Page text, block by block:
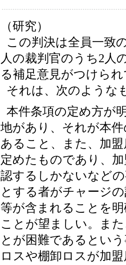
（研究）
この判決は全員一致
人の裁判官のうち2人
る補足意見がつけら
それは、次のような
本件条項の定め方が
地があり、それが本
あること、また、加
定めたものであり、
認するしかないなど
とする者がチャージ
等が含まれることを
ことが望ましい。ま
とが困難であるとい
ロスや棚卸ロスが加